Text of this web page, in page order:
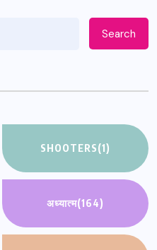
Search
SHOOTERS(1)
अध्यात्म(164)